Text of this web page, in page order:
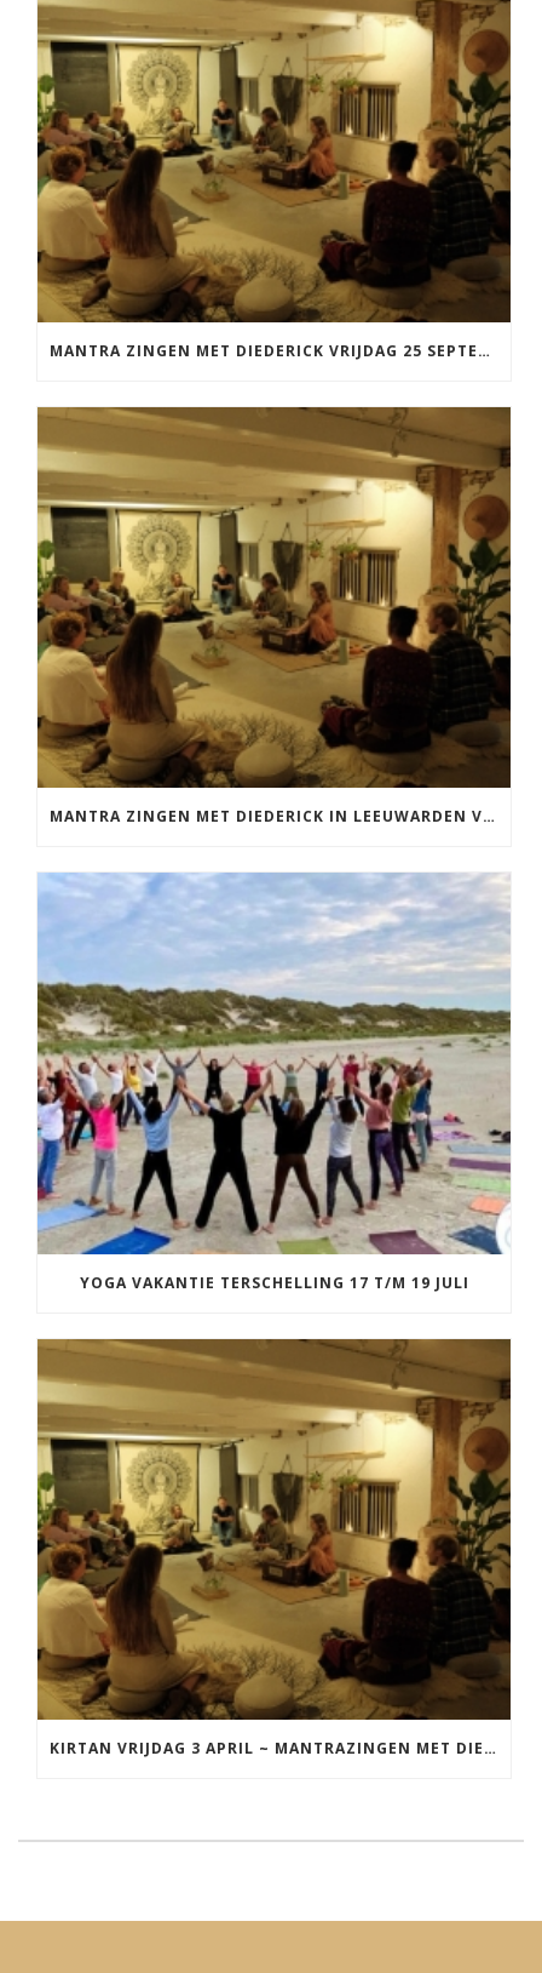
MANTRA ZINGEN MET DIEDERICK VRIJDAG 25 SEPTEMBER EN 20 NOVEMBER
MANTRA ZINGEN MET DIEDERICK IN LEEUWARDEN VRIJDAG 12 JUNI KIRTAN
YOGA VAKANTIE TERSCHELLING 17 T/M 19 JULI
KIRTAN VRIJDAG 3 APRIL ~ MANTRAZINGEN MET DIEDERICK IN LEEUWARDEN